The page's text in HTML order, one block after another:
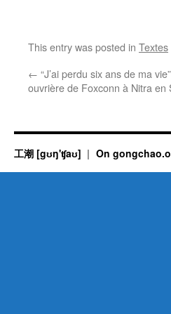
This entry was posted in Textes
← “J’ai perdu six ans de ma
ouvrière de Foxconn à Nitra en
工潮 [gʊŋ'ʧaʊ] On